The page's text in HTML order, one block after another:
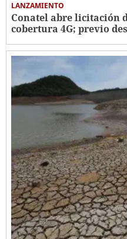
LANZAMIENTO
Conatel abre licitación
cobertura 4G; previo